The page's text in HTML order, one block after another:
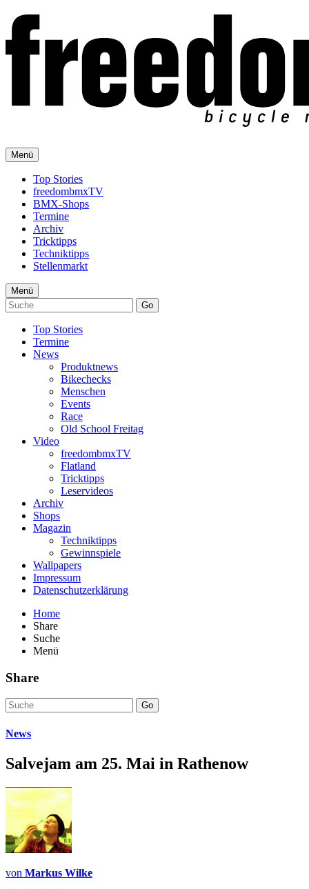
Menü
Top Stories
freedombmxTV
BMX-Shops
Termine
Archiv
Tricktipps
Techniktipps
Stellenmarkt
Menü
Go
Top Stories
Termine
News
Produktnews
Bikechecks
Menschen
Events
Race
Old School Freitag
Video
freedombmxTV
Flatland
Tricktipps
Leservideos
Archiv
Shops
Magazin
Techniktipps
Gewinnspiele
Wallpapers
Impressum
Datenschutzerklärung
Home
Share
Suche
Menü
Share
Go
News
Salvejam am 25. Mai in Rathenow
von Markus Wilke